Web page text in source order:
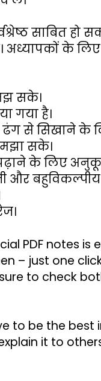
साबित हो
के
सके।
गया है।
ढंग से सिखाने के
सके।
के लिए
बहुविकल्पीय
PDF notes is
– just one
to check
to be the best
it to